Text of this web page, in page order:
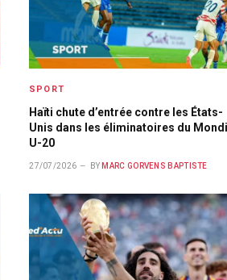
SPORT
Haïti chute d’entrée contre les États-
Unis dans les éliminatoires du
U-20
27/07/2026 BY MARC GORVENS BAPTISTE